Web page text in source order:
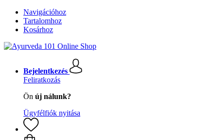
Navigációhoz
Tartalomhoz
Kosárhoz
Bejelentkezés
Feliratkozás
Ön új nálunk?
Ügyfélfiók nyitása